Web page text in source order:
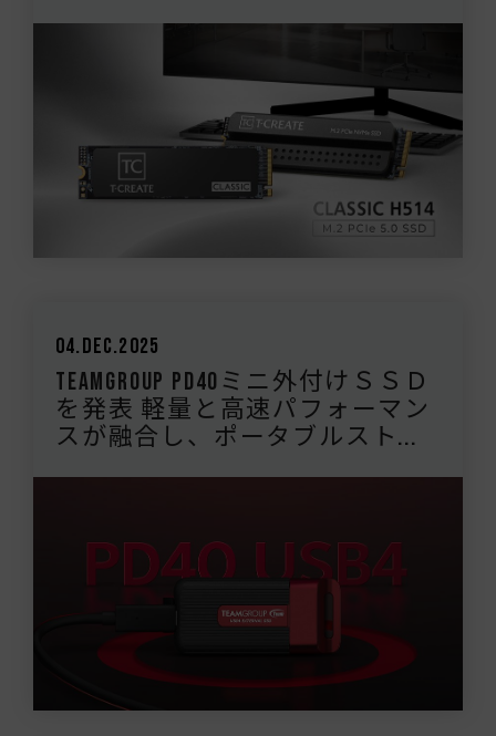
04.Dec.2025
TEAMGROUP PD40ミニ外付けＳＳＤ
を発表 軽量と高速パフォーマン
スが融合し、ポータブルスト...